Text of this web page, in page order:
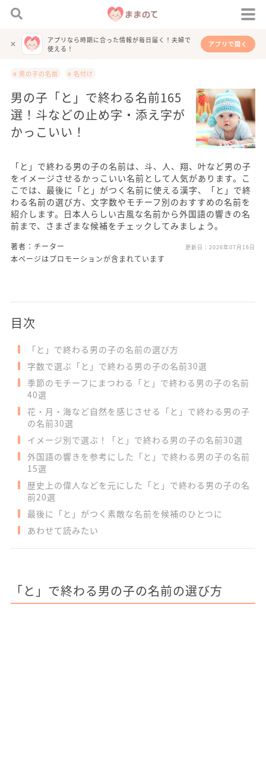
アプリなら時期に合った情報が毎日届く！夫婦で
使える！
アプリで開く
# 男の子の名前 # 名付け
男の子「と」で終わる名前165
選！斗などの止め字・添え字が
かっこいい！
「と」で終わる男の子の名前は、斗、人、翔、叶など男の子
をイメージさせるかっこいい名前として人気があります。こ
こでは、最後に「と」がつく名前に使える漢字、「と」で終
わる名前の選び方、文字数やモチーフ別のおすすめの名前を
紹介します。日本人らしい古風な名前から外国語の響きの名
前まで、さまざまな候補をチェックしてみましょう。
著者：チーター 更新日： 2026年07月16日
本ページはプロモーションが含まれています
目次
「と」で終わる男の子の名前の選び方
字数で選ぶ「と」で終わる男の子の名前30選
季節のモチーフにまつわる「と」で終わる男の子の名前
40選
花・月・海など自然を感じさせる「と」で終わる男の子
の名前30選
イメージ別で選ぶ！「と」で終わる男の子の名前30選
外国語の響きを参考にした「と」で終わる男の子の名前
15選
歴史上の偉人などを元にした「と」で終わる男の子の名
前20選
最後に「と」がつく素敵な名前を候補のひとつに
あわせて読みたい
「と」で終わる男の子の名前の選び方